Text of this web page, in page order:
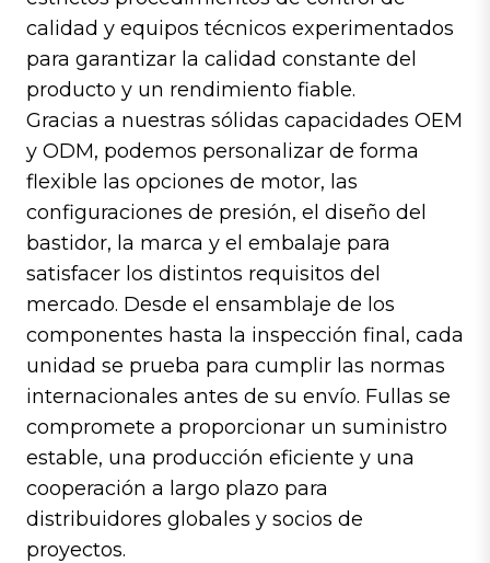
calidad y equipos técnicos experimentados
para garantizar la calidad constante del
producto y un rendimiento fiable.
Gracias a nuestras sólidas capacidades OEM
y ODM, podemos personalizar de forma
flexible las opciones de motor, las
configuraciones de presión, el diseño del
bastidor, la marca y el embalaje para
satisfacer los distintos requisitos del
mercado. Desde el ensamblaje de los
componentes hasta la inspección final, cada
unidad se prueba para cumplir las normas
internacionales antes de su envío. Fullas se
compromete a proporcionar un suministro
estable, una producción eficiente y una
cooperación a largo plazo para
distribuidores globales y socios de
proyectos.